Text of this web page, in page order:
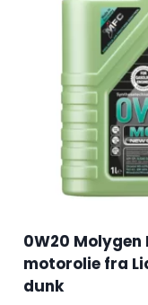
0W20
motorolie fra
dunk